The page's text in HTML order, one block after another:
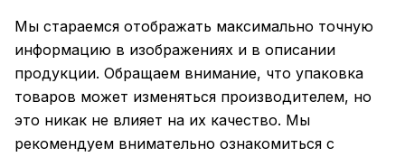
Мы стараемся отображать максимально точную
информацию в изображениях и в описании
продукции. Обращаем внимание, что упаковка
товаров может изменяться производителем, но
это никак не влияет на их качество. Мы
рекомендуем внимательно ознакомиться с